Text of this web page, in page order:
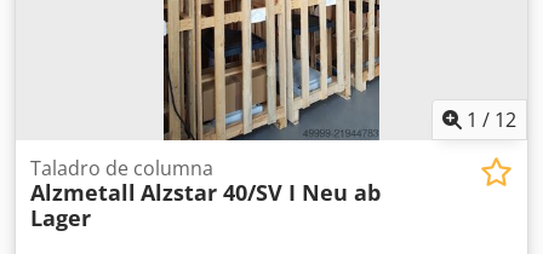
1 / 12
Taladro de columna
Alzmetall Alzstar 40/SV I Neu ab
Lager